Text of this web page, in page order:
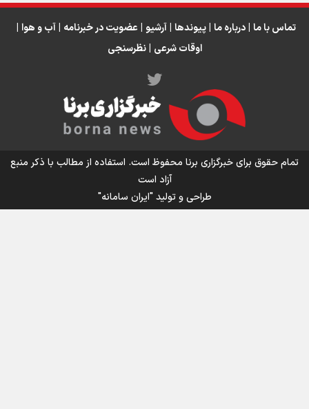
اینفو برنا/ میزان مالیات بر ارزش افزوده چقدر است؟
تماس با ما | درباره ما | پیوندها | آرشیو | عضویت در خبرنامه | آب و هوا |
اوقات شرعی | نظرسنجی
تمام حقوق برای خبرگزاری برنا محفوظ است. استفاده از مطالب با ذکر منبع
آزاد است
طراحی و تولید"ایران سامانه"